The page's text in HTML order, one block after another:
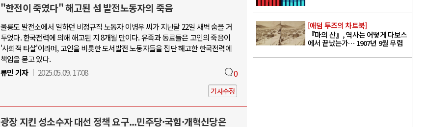
"한전이 죽였다" 해고된 섬 발전노동자의 죽음
울릉도 발전소에서 일하던 비정규직 노동자 이병우 씨가 지난달 22일 새벽 숨을 거
두었다. 한국전력에 의해 해고된 지 8개월 만이다. 유족과 동료들은 고인의 죽음이
'사회적 타살'이라며, 고인을 비롯한 도서발전 노동자들을 집단 해고한 한국전력에
책임을 묻고 있다.
류민 기자
2025.05.09. 17:08 0
기사수정
광장 지킨 성소수자 대선 정책 요구...민주당·국힘·개혁신당은
[애덤 투즈의 차트북]
『마의 산』, 역사는 어떻게 다보스
에서 끝났는가… 1907년 9월 무렵